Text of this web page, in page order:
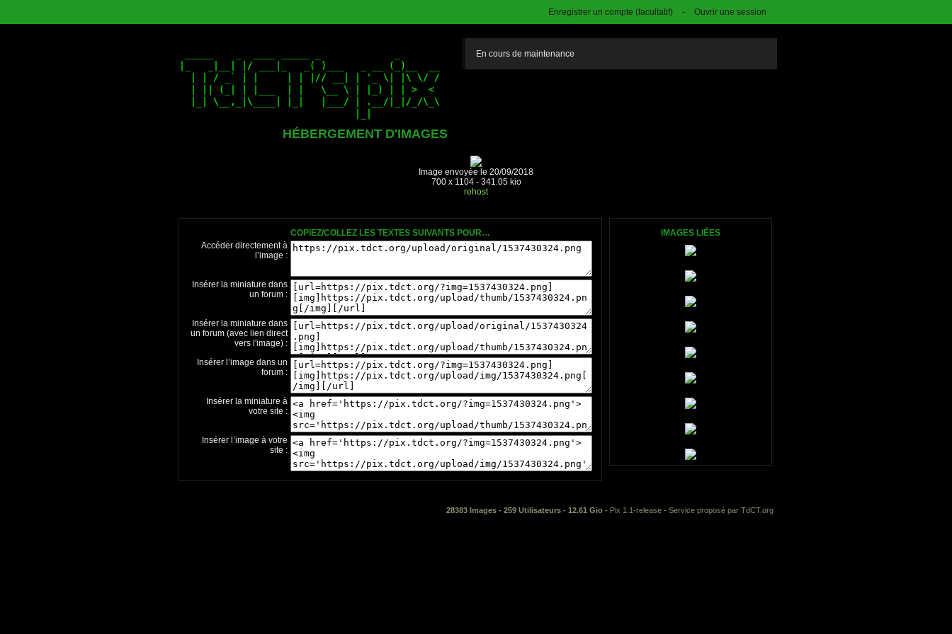
Enregistrer un compte (facultatif) - Ouvrir une session
HÉBERGEMENT D'IMAGES
En cours de maintenance
Image envoyée le 20/09/2018
700 x 1104 - 341.05 kio
rehost
COPIEZ/COLLEZ LES TEXTES SUIVANTS POUR…
Accéder directement à
l’image :
Insérer la miniature dans
un forum :
Insérer la miniature dans
un forum (avec lien direct
vers l'image) :
Insérer l’image dans un
forum :
Insérer la miniature à
votre site :
Insérer l’image à votre
site :
IMAGES LIÉES
28383 Images - 259 Utilisateurs - 12.61 Gio - Pix 1.1-release - Service proposé par TdCT.org